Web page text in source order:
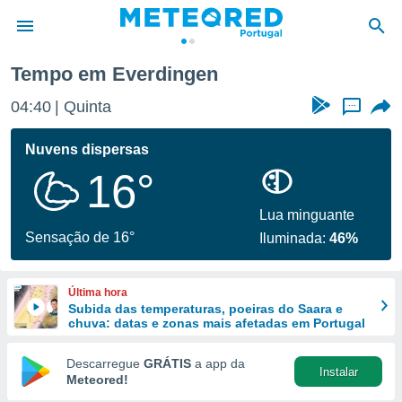
da
foi
fornecidas
a este
das
e
forma
digital
Tempo em Everdingen
04:40 Quinta ...
Nuvens dispersas
16°
Sensação de 16°
Lua minguante
Iluminada:46%
Última hora
Subida das temperaturas, poeiras do Saara e
chuva: datas e zonas mais afetadas em Portugal
Descarregue GRÁTIS a app da
Meteored!
Instalar